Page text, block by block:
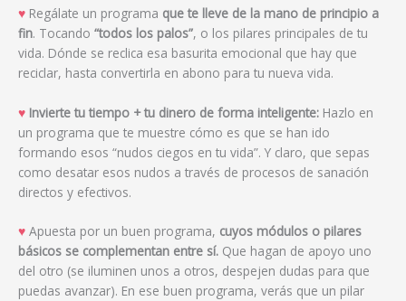
♥ Regálate un programa que te lleve de la mano de principio a
fin. Tocando “todos los palos”, o los pilares principales de tu
vida. Dónde se reclica esa basurita emocional que hay que
reciclar, hasta convertirla en abono para tu nueva vida.
♥ Invierte tu tiempo + tu dinero de forma inteligente: Hazlo en
un programa que te muestre cómo es que se han ido
formando esos “nudos ciegos en tu vida”. Y claro, que sepas
como desatar esos nudos a través de procesos de sanación
directos y efectivos.
♥ Apuesta por un buen programa, cuyos módulos o pilares
básicos se complementan entre sí. Que hagan de apoyo uno
del otro (se iluminen unos a otros, despejen dudas para que
puedas avanzar). En ese buen programa, verás que un pilar